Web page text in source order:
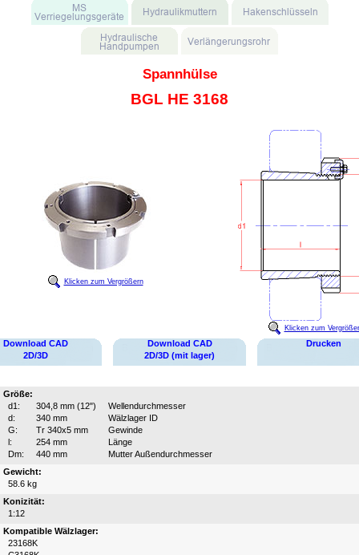
Spannhülse
BGL HE 3168
Klicken zum Vergrößern
Klicken zum
Download CAD
2D/3D
Download CAD
2D/3D (mit lager)
Drucken
Größe:
d1:
304,8 mm (12")
Wellendurchmesser
d:
340 mm
Wälzlager ID
G:
Tr 340x5 mm
Gewinde
l:
254 mm
Länge
Dm:
440 mm
Mutter Außendurchmesser
Gewicht:
58.6 kg
Konizität:
1:12
Kompatible Wälzlager:
23168K